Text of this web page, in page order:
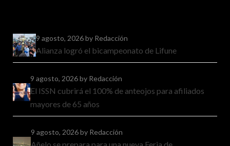
9 agosto, 2026by Redacción
Alianza logró el bicampeonato de Lifune
9 agosto, 2026by Redacción
El ISSN cubrirá el 100% de anteojos para afiliados
mayores de 65 años
9 agosto, 2026by Redacción